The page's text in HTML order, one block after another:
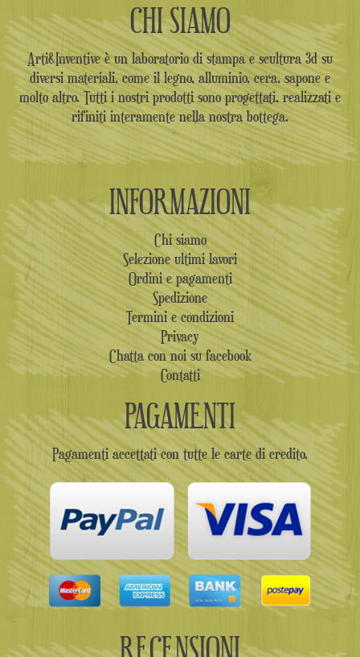
CHI SIAMO
Arti&Inventive è un laboratorio di stampa e scultura 3d su
diversi materiali, come il legno, alluminio, cera, sapone e
molto altro. Tutti i nostri prodotti sono progettati, realizzati e
rifiniti interamente nella nostra bottega.
INFORMAZIONI
Chi siamo
Selezione ultimi lavori
Ordini e pagamenti
Spedizione
Termini e condizioni
Privacy
Chatta con noi su facebook
Contatti
PAGAMENTI
Pagamenti accettati con tutte le carte di credito.
RECENSIONI